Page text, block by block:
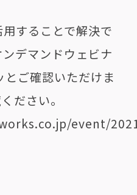
用することで解決で
デマンドウェビナ
ご確認いただけま
ださい。
event/